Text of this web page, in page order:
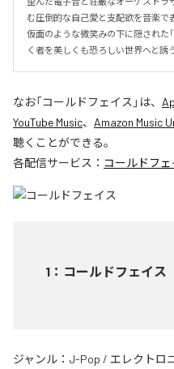
む圧倒的な自己愛と支配欲を音楽で
仮面のような微笑みの下に隠された
く者を美しくも恐ろしい世界へと誘
なお「コールドフェイス 」は、
YouTube Music、 Amazon Music
聴くことができる。
各配信サービス： コールドフェ
1 ： コールドフェイス
ジャンル： J-Pop / エレクトロ